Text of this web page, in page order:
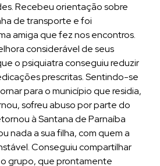
Recebeu orientação sobre
de transporte e foi
amiga que fez nos encontros.
considerável de seus
o psiquiatra conseguiu reduzir
prescritas. Sentindo-se
para o município que residia,
sofreu abuso por parte do
à Santana de Parnaíba
nada a sua filha, com quem a
Conseguiu compartilhar
grupo, que prontamente